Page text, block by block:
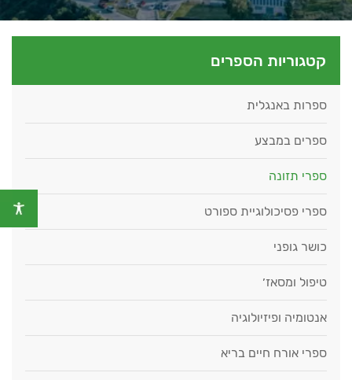
קטגוריות הספרים
ספרות באנגלית
ספרים במבצע
ספרי תזונה
ספרי פסיכולוגיית ספורט
כושר גופני
טיפול ומסאז׳
אנטומיה ופיזיולוגיה
ספרי אורח חיים בריא